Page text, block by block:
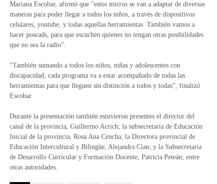
Mariana Escobar, afirmó que "estos micros se van a adaptar de diversas
maneras para poder llegar a todos los niños, a través de dispositivos
celulares, youtube, y todas aquellas herramientas. También vamos a
hacer poscads, para que escuchen quienes no tengan otras posibilidades
que no sea la radio".
"También sumando a todos los niños, niñas y adolescentes con
discapacidad, cada programa va a estar acompañado de todas las
herramientas para que lleguen sin distinción a todos y todas", finalizó
Escobar.
Durante la presentación también estuvieron presentes el director del
canal de la provincia, Guillermo Acrich; la subsecretaria de Educación
Inicial de la provincia, Rosa Ana Cencha; la Directora provincial de
Educación Intercultural y Bilingüe, Alejandra Cian; y la Subsecretaria
de Desarrollo Curricular y Formación Docente, Patricia Peteán; entre
otras autoridades.